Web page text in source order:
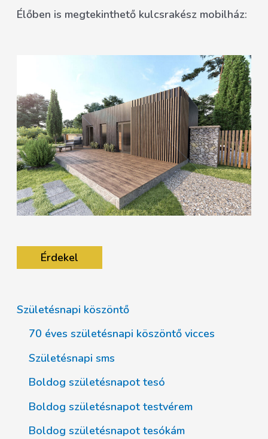
Élőben is megtekinthető kulcsrakész mobilház:
Érdekel
Születésnapi köszöntő
70 éves születésnapi köszöntő vicces
Születésnapi sms
Boldog születésnapot tesó
Boldog születésnapot testvérem
Boldog születésnapot tesókám